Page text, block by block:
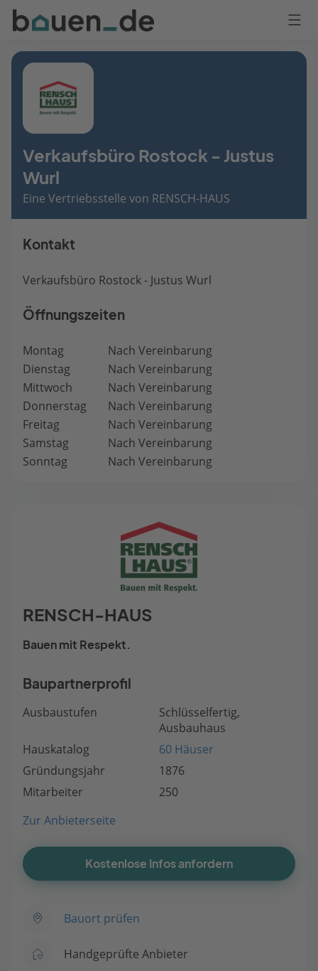
Bauen
Logo
Anmelden
Verkaufsbüro Rostock - Justus
Wurl
Eine Vertriebsstelle von RENSCH-HAUS
Kontakt
Verkaufsbüro Rostock - Justus Wurl
Öffnungszeiten
Montag
Nach Vereinbarung
Dienstag
Nach Vereinbarung
Mittwoch
Nach Vereinbarung
Donnerstag
Nach Vereinbarung
Freitag
Nach Vereinbarung
Samstag
Nach Vereinbarung
Sonntag
Nach Vereinbarung
RENSCH-HAUS
Bauen mit Respekt.
Baupartnerprofil
Ausbaustufen
Schlüsselfertig,
Ausbauhaus
Hauskatalog
60 Häuser
Gründungsjahr
1876
Mitarbeiter
250
Zur Anbieterseite
Kostenlose Infos anfordern
Bauort prüfen
Handgeprüfte Anbieter